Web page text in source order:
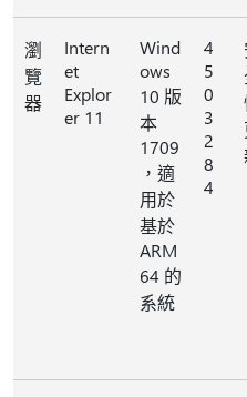
瀏
覽
器
Intern
et
Explor
er 11
Wind
ows
10 版
本
1709
，適
用於
基於
ARM
64 的
系統
4
5
0
3
2
8
4